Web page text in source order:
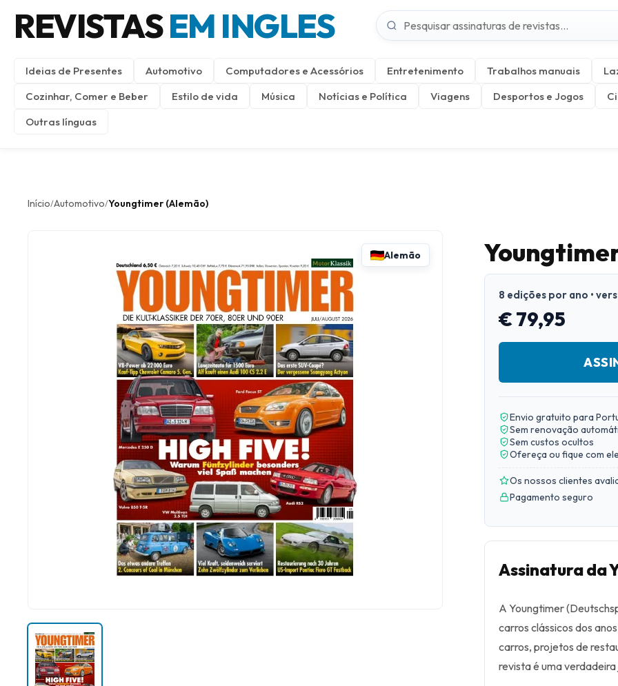
REVISTASEM INGLES
Ideias de Presentes Automotivo Computadores e Acessórios Entretenimento Trabalhos manuais
Cozinhar, Comer e Beber
Estilo de vida Música Notícias e Política Viagens Desportos e Jogos
Outras línguas
Início/Automotivo/Youngtimer (Alemão)
Alemão
8 edições por ano •
€ 79,95
Envio gratuito para
Sem renovação
Sem custos ocultos
Ofereça ou fique com
Os nossos clientes
Pagamento seguro
Assinatura da
A Youngtimer
carros clássicos dos
carros, projetos de
revista é uma